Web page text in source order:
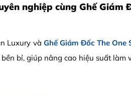
nghiệp cùng Ghế Giám
Luxury và Ghế Giám Đốc The One
bỉ, giúp nâng cao hiệu suất